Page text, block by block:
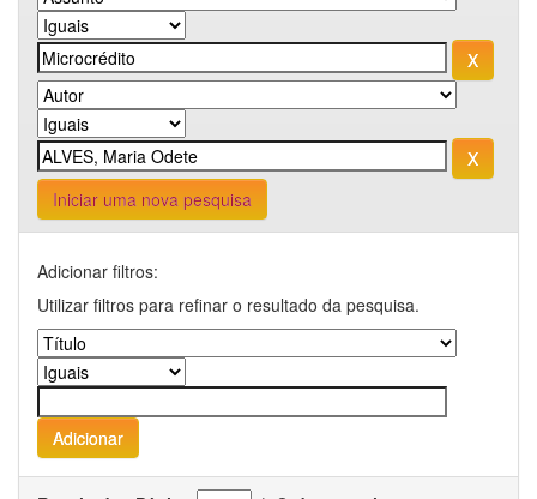
Iniciar uma nova pesquisa
Adicionar filtros:
Utilizar filtros para refinar o resultado da pesquisa.